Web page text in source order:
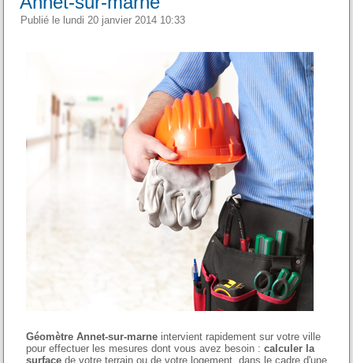
Publié le lundi 20 janvier 2014 10:33
Géomètre Annet-sur-marne intervient rapidement sur votre ville
pour effectuer les mesures dont vous avez besoin :calculer la
surface de votre terrain ou de votre logement, dans le cadre d'une